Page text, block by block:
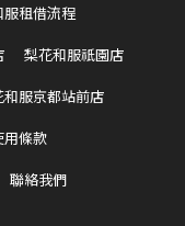
服租借流程
梨花和服祇園店
和服京都站前店
用條款
聯絡我們